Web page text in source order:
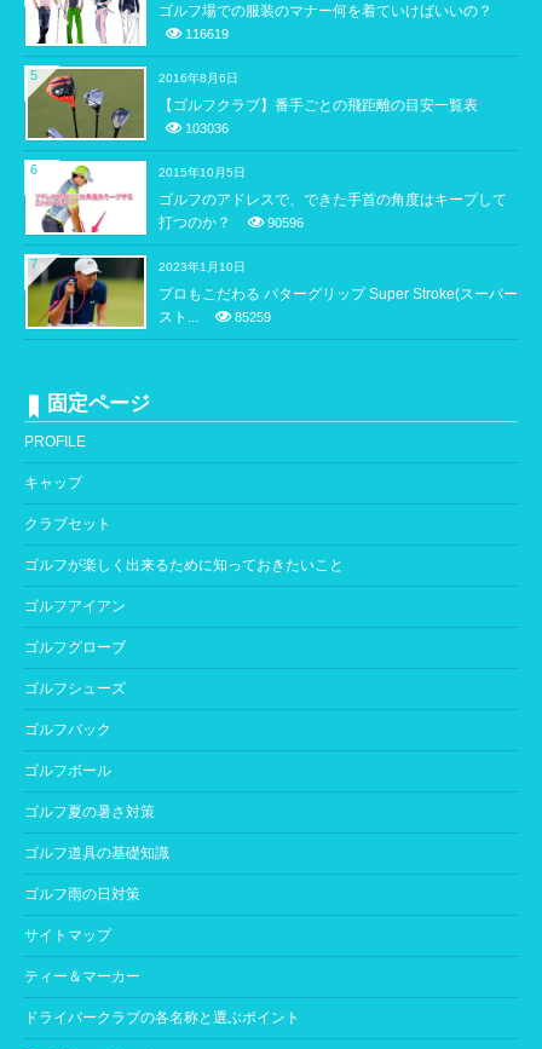
ゴルフ場での服装のマナー何を着ていけばいいの？
116619
2016年8月6日
【ゴルフクラブ】番手ごとの飛距離の目安一覧表
103036
5
2015年10月5日
ゴルフのアドレスで、できた手首の角度はキープして
打つのか？
90596
6
2023年1月10日
プロもこだわる パターグリップ Super Stroke(スーパー
スト...
85259
7
固定ページ
PROFILE
キャップ
クラブセット
ゴルフが楽しく出来るために知っておきたいこと
ゴルフアイアン
ゴルフグローブ
ゴルフシューズ
ゴルフバック
ゴルフボール
ゴルフ夏の暑さ対策
ゴルフ道具の基礎知識
ゴルフ雨の日対策
サイトマップ
ティー＆マーカー
ドライバークラブの各名称と選ぶポイント